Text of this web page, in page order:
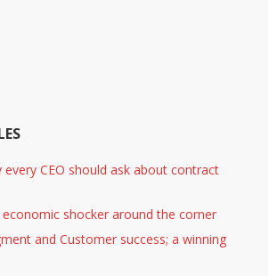
every CEO should ask about contract
shocker around the corner
and Customer success; a winning